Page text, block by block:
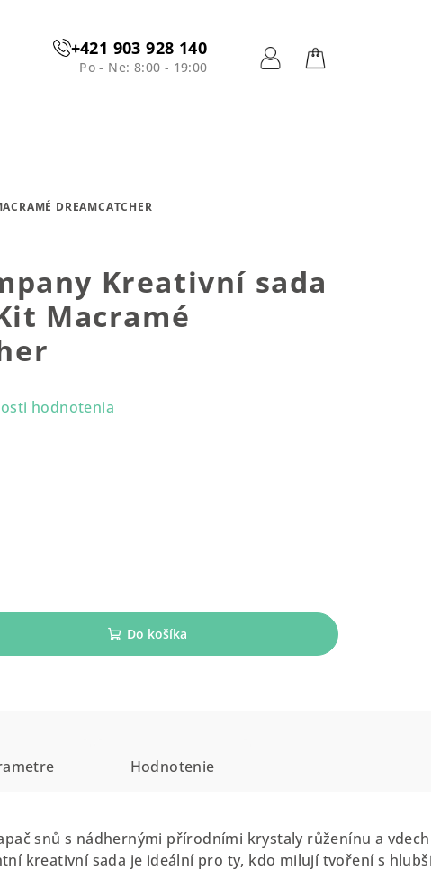
+421 903 928 140
Po - Ne: 8:00 - 19:00
DREAMCATCHER
Kreativní sada
Macramé
hodnotenia
Do košíka
Hodnotenie
snů s nádhernými přírodními krystaly růženínu a
kreativní sada je ideální pro ty, kdo milují tvoření s